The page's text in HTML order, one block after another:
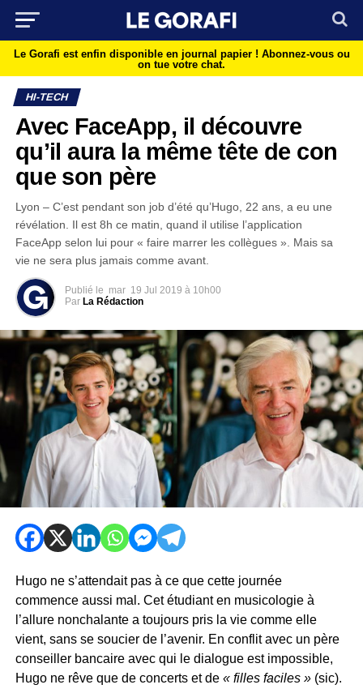
Le Gorafi est enfin disponible en journal papier ! Abonnez-vous ou
on tue votre chat.
HI-TECH
Avec FaceApp, il découvre
qu’il aura la même tête de con
que son père
Lyon – C’est pendant son job d’été qu’Hugo, 22 ans, a eu une
révélation. Il est 8h ce matin, quand il utilise l’application
FaceApp selon lui pour « faire marrer les collègues ». Mais sa
vie ne sera plus jamais comme avant.
Publié le mar 19 Jul 2019 à 10h00
Par La Rédaction
Hugo ne s’attendait pas à ce que cette journée
commence aussi mal. Cet étudiant en musicologie à
l’allure nonchalante a toujours pris la vie comme elle
vient, sans se soucier de l’avenir. En conflit avec un père
conseiller bancaire avec qui le dialogue est impossible,
Hugo ne rêve que de concerts et de« filles faciles » (sic).